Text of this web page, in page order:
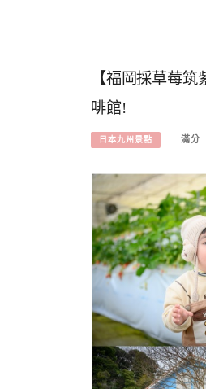
【福岡採草莓
啡館!
日本九州景點 滿分